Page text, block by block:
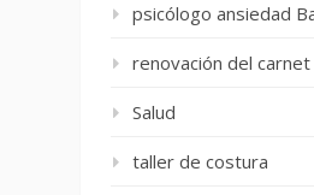
psicólogo ansiedad
renovación del
Salud
taller de costura